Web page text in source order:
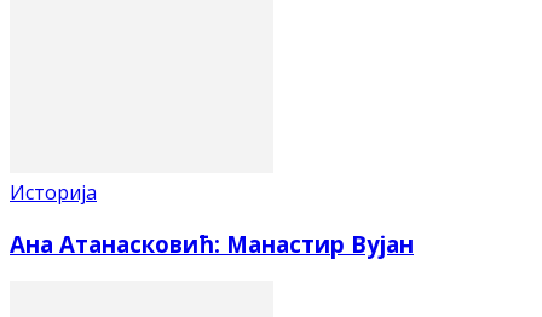
Историја
Ана Атанасковић: Манастир Вујан